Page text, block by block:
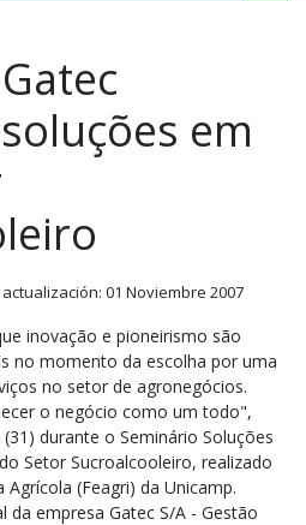
em
01 Noviembre 2007
inovação e pioneirismo são
no momento da escolha por uma
no setor de agronegócios.
o negócio como um todo",
durante o Seminário Soluções
Setor Sucroalcooleiro, realizado
Agrícola (Feagri) da Unicamp.
da empresa Gatec S/A - Gestão